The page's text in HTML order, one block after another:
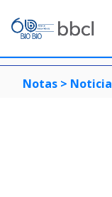
Notas > Noticia